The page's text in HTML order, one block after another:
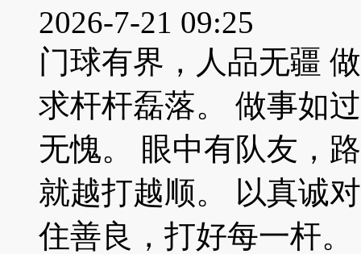
2026-7-21 09:25
门球有界，人品无疆
求杆杆磊落。 做事如
无愧。 眼中有队友，
就越打越顺。 以真诚
住善良，打好每一杆